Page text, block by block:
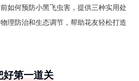
如何预防小黑飞虫害，提供三种实用处
理防治和生态调节，帮助花友轻松打造
好第一道关